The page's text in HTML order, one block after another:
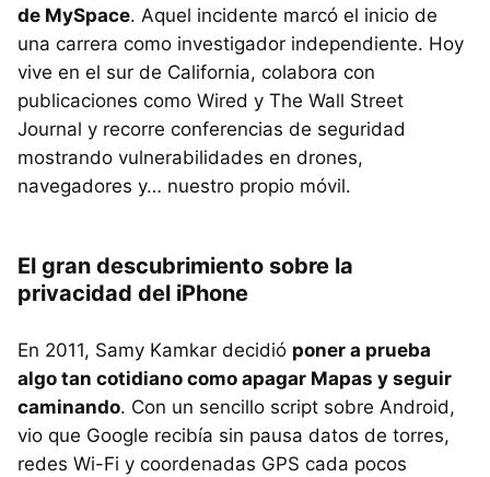
de MySpace. Aquel incidente marcó el inicio de
una carrera como investigador independiente. Hoy
vive en el sur de California, colabora con
publicaciones como Wired y The Wall Street
Journal y recorre conferencias de seguridad
mostrando vulnerabilidades en drones,
navegadores y… nuestro propio móvil.
El gran descubrimiento sobre la
privacidad del iPhone
En 2011, Samy Kamkar decidió poner a prueba
algo tan cotidiano como apagar Mapas y seguir
caminando. Con un sencillo script sobre Android,
vio que Google recibía sin pausa datos de torres,
redes Wi-Fi y coordenadas GPS cada pocos